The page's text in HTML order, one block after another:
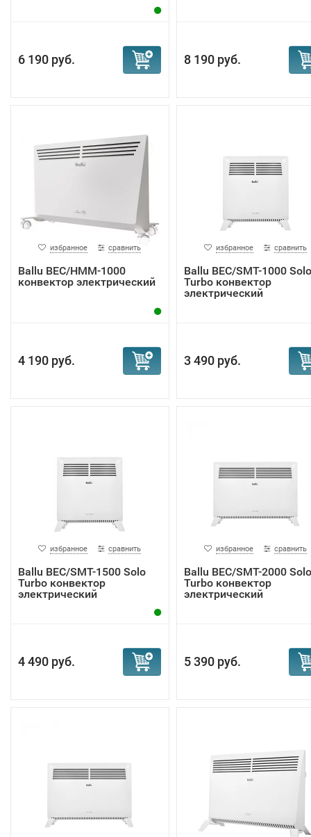
6 190 руб. 8 190 руб.
избранное сравнить
Ballu BEC/HMM-1000
конвектор электрический
4 190 руб.
избранное сравнить
Ballu BEC/SMT-1000 Solo
Turbo конвектор
электрический
3 490 руб.
избранное сравнить
Ballu BEC/SMT-1500 Solo
Turbo конвектор
электрический
4 490 руб.
избранное сравнить
Ballu BEC/SMT-2000 Solo
Turbo конвектор
электрический
5 390 руб.